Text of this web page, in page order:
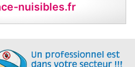
nuisibles.fr